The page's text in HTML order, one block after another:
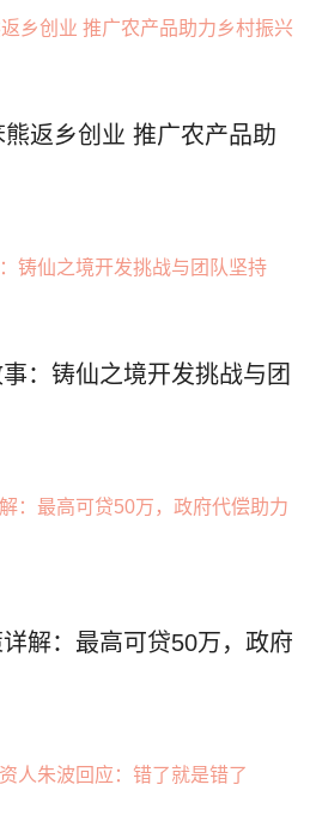
返乡创业 推广农产品助
：铸仙之境开发挑战与团
解：最高可贷50万，政府